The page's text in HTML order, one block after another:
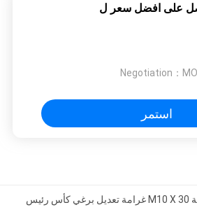
على افضل سعر ل
Negotiation
استمر
الدقة تشكيله أجزاء معدنية M10 X 30 غرامة تعديل برغي كأس رئيس